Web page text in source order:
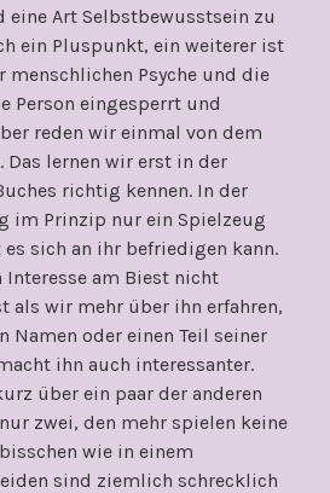
eine Art Selbstbewusstsein zu
ein Pluspunkt, ein weiterer ist
Psyche und die
Person eingesperrt und
reden wir einmal von dem
lernen wir erst in der
richtig kennen. In der
im Prinzip nur ein Spielzeug
sich an ihr befriedigen kann.
Interesse am Biest nicht
als wir mehr über ihn erfahren,
Namen oder einen Teil seiner
ihn auch interessanter.
über ein paar der anderen
zwei, den mehr spielen keine
wie in einem
sind ziemlich schrecklich